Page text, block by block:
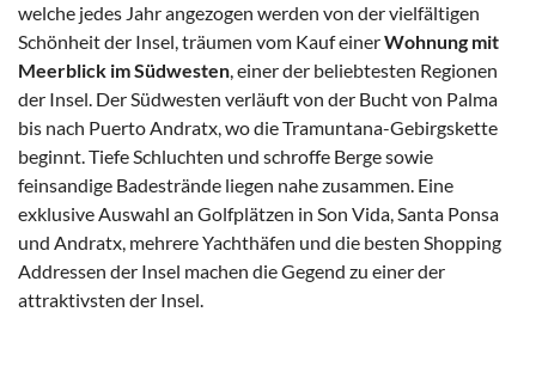
welche jedes Jahr angezogen werden von der vielfältigen
Schönheit der Insel, träumen vom Kauf einerWohnung mit
Meerblick im Südwesten, einer der beliebtesten Regionen
der Insel. Der Südwesten verläuft von der Bucht von Palma
bis nach Puerto Andratx, wo die Tramuntana-Gebirgskette
beginnt. Tiefe Schluchten und schroffe Berge sowie
feinsandige Badestrände liegen nahe zusammen. Eine
exklusive Auswahl an Golfplätzen in Son Vida, Santa Ponsa
und Andratx, mehrere Yachthäfen und die besten Shopping
Addressen der Insel machen die Gegend zu einer der
attraktivsten der Insel.